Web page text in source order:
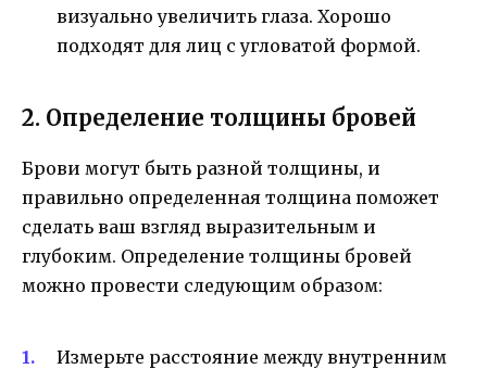
визуально увеличить глаза. Хорошо
подходят для лиц с угловатой формой.
2. Определение толщины бровей
Брови могут быть разной толщины, и
правильно определенная толщина поможет
сделать ваш взгляд выразительным и
глубоким. Определение толщины бровей
можно провести следующим образом:
Измерьте расстояние между внутренним